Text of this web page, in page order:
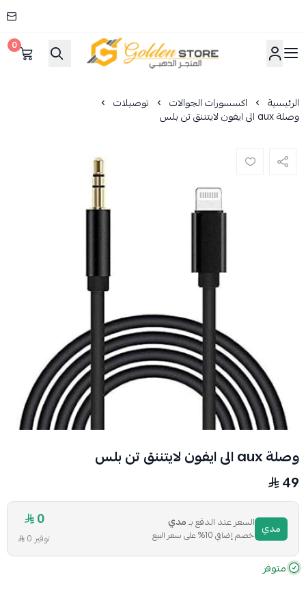
المتجر الذهبي
0
الرئيسية اكسسورات الجوالات توصيلات
وصلة aux الى ايفون لايتننق تن بلس
وصلة aux الى ايفون لايتننق تن بلس
49
مدي السعر عند الدفع بـمدي
خصم إضافي 10% على سعر البيع
0
توفير 0
متوفر